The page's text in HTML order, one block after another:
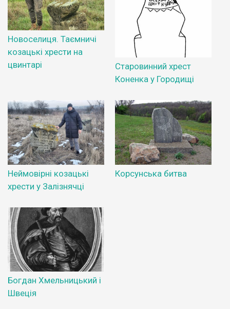
Новоселиця. Таємничі
козацькі хрести на
цвинтарі
Старовинний хрест
Коненка у Городищі
Неймовірні козацькі
хрести у Залізнячці
Корсунська битва
Богдан Хмельницький і
Швеція